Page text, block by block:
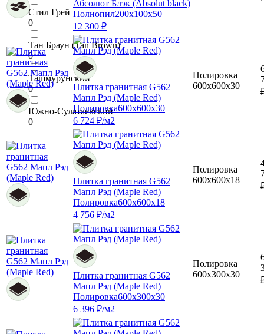
Стил Грей
0
Тан Браун (Tan Brown)
0
Ташмурунский
0
Южно-Сулатаевский
0
Абсолют Блэк (Absolut black)
Полнопил200x100x50
12 300 ₽
Плитка гранитная G562
Мапл Рэд (Maple Red)
Полировка600x600x30
6 724 ₽/м2
Полировка
600x600x30
Плитка гранитная G562
Мапл Рэд (Maple Red)
Полировка600x600x18
4 756 ₽/м2
Полировка
600x600x18
Плитка гранитная G562
Мапл Рэд (Maple Red)
Полировка600x300x30
6 396 ₽/м2
Полировка
600x300x30